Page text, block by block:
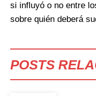
si influyó o no entre
sobre quién deberá
POSTS